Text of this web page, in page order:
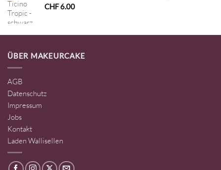
CHF6.00
ÜBER MAKEURCAKE
AGB
Datenschutz
Impressum
Jobs
Kontakt
Laden Wallisellen